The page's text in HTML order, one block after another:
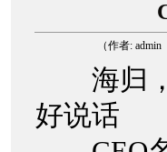
（作者:
海归，
好说话